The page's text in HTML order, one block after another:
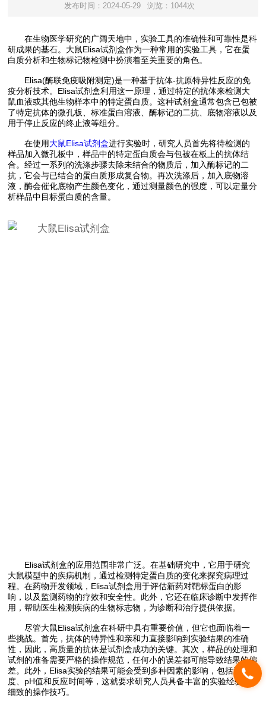
发布时间：2024-05-29 浏览：1044次
在生物医学研究的广阔天地中，实验工具的准确性和可靠性是科
研成果的基石。大鼠Elisa试剂盒作为一种常用的实验工具，它在蛋
白质分析和生物标记物检测中扮演着至关重要的角色。
Elisa(酶联免疫吸附测定)是一种基于抗体-抗原特异性反应的免
疫分析技术。Elisa试剂盒利用这一原理，通过特定的抗体来检测大
鼠血液或其他生物样本中的特定蛋白质。这种试剂盒通常包含已包被
了特定抗体的微孔板、标准蛋白溶液、酶标记的二抗、底物溶液以及
用于停止反应的终止液等组分。
在使用大鼠Elisa试剂盒进行实验时，研究人员首先将待检测的
样品加入微孔板中，样品中的特定蛋白质会与包被在板上的抗体结
合。经过一系列的洗涤步骤去除未结合的物质后，加入酶标记的二
抗，它会与已结合的蛋白质形成复合物。再次洗涤后，加入底物溶
液，酶会催化底物产生颜色变化，通过测量颜色的强度，可以定量分
析样品中目标蛋白质的含量。
Elisa试剂盒的应用范围非常广泛。在基础研究中，它用于研究
大鼠模型中的疾病机制，通过检测特定蛋白质的变化来探究病理过
程。在药物开发领域，Elisa试剂盒用于评估新药对靶标蛋白的影
响，以及监测药物的疗效和安全性。此外，它还在临床诊断中发挥作
用，帮助医生检测疾病的生物标志物，为诊断和治疗提供依据。
尽管大鼠Elisa试剂盒在科研中具有重要价值，但它也面临着一
些挑战。首先，抗体的特异性和亲和力直接影响到实验结果的准确
性，因此，高质量的抗体是试剂盒成功的关键。其次，样品的处理和
试剂的准备需要严格的操作规范，任何小的误差都可能导致结果的偏
差。此外，Elisa实验的结果可能会受到多种因素的影响，包括温
度、pH值和反应时间等，这就要求研究人员具备丰富的实验经验和
细致的操作技巧。